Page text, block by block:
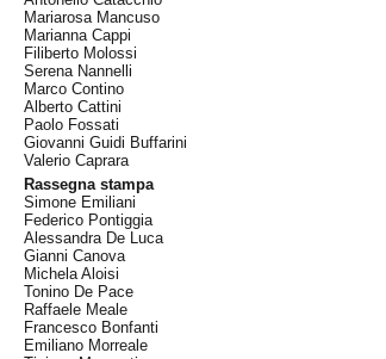
Mariarosa Mancuso
Marianna Cappi
Filiberto Molossi
Serena Nannelli
Marco Contino
Alberto Cattini
Paolo Fossati
Giovanni Guidi Buffarini
Valerio Caprara
Rassegna stampa
Simone Emiliani
Federico Pontiggia
Alessandra De Luca
Gianni Canova
Michela Aloisi
Tonino De Pace
Raffaele Meale
Francesco Bonfanti
Emiliano Morreale